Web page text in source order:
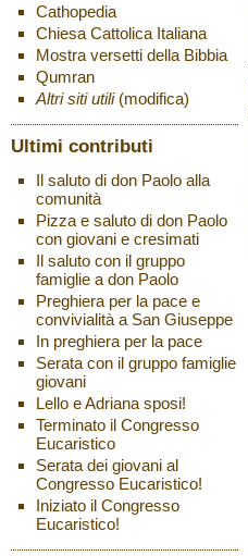
Cathopedia
Chiesa Cattolica Italiana
Mostra versetti della Bibbia
Qumran
Altri siti utili (modifica)
Ultimi contributi
Il saluto di don Paolo alla
comunità
Pizza e saluto di don Paolo
con giovani e cresimati
Il saluto con il gruppo
famiglie a don Paolo
Preghiera per la pace e
convivialità a San Giuseppe
In preghiera per la pace
Serata con il gruppo famiglie
giovani
Lello e Adriana sposi!
Terminato il Congresso
Eucaristico
Serata dei giovani al
Congresso Eucaristico!
Iniziato il Congresso
Eucaristico!